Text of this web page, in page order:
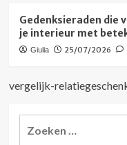
Gedenksieraden die
je interieur met
Giulia 25/07/2026
vergelijk-